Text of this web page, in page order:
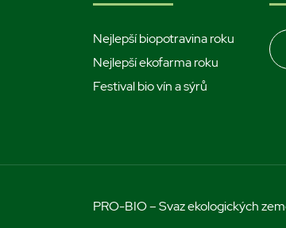
Nejlepší biopotravina roku
Nejlepší ekofarma roku
Festival bio vín a sýrů
PRO-BIO – Svaz ekologických